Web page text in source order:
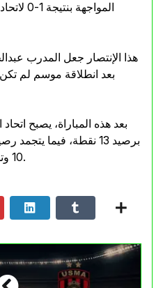
هذا الإنتصار جعل المدرب
بعد انطلاقة موسم لم
بعد هذه المباراة، يصبح
برصيد 13 نقطة، فيما
10 وتحديدا في المركز الثاني عشر.